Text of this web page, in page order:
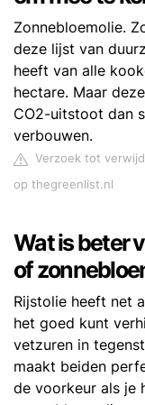
Zonnebloemolie.
deze lijst van
heeft van alle
hectare. Maar
CO2-uitstoot dan
verbouwen.
Verzoek tot
op thegreenlist.nl
Wat is beter
of
Rijstolie heeft net
het goed kunt
vetzuren in
maakt beiden
de voorkeur als je